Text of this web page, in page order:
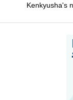
Kenkyusha's